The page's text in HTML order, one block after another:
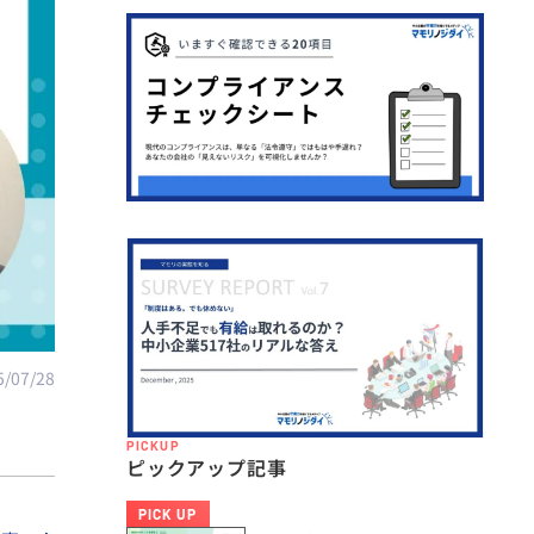
07/28
PICKUP
ピックアップ記事
PICK UP